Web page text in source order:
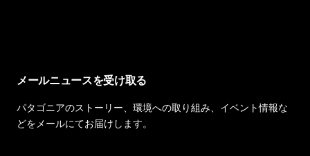
メールニュースを受け取る
パタゴニアのストーリー、環境への取り組み、イベント情報な
どをメールにてお届けします。